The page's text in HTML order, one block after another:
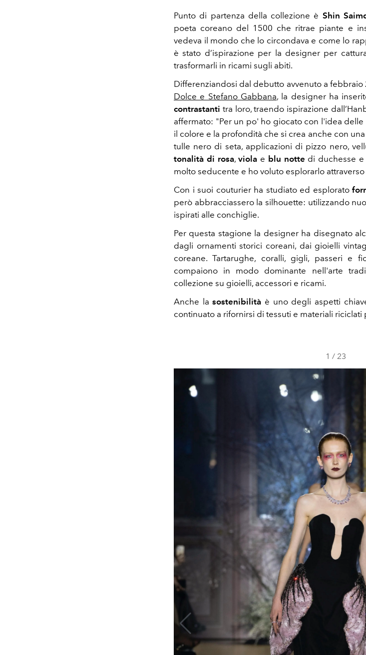
Punto di partenza della collezione è Shin
poeta coreano del 1500 che ritrae piante e
vedeva il mondo che lo circondava e come lo
è stato d’ispirazione per la designer per
trasformarli in ricami sugli abiti.
Differenziandosi dal debutto avvenuto a
Dolce e Stefano Gabbana, la designer ha
contrastanti tra loro, traendo ispirazione
affermato: "Per un po' ho giocato con l'idea
il colore e la profondità che si crea anche con
tulle nero di seta, applicazioni di pizzo nero,
tonalità di rosa,viola e blu notte di duchesse e
molto seducente e ho voluto esplorarlo
Con i suoi couturier ha studiato ed esplorato
però abbracciassero la silhouette: utilizzando
ispirati alle conchiglie.
Per questa stagione la designer ha disegnato
dagli ornamenti storici coreani, dai gioielli
coreane.Tartarughe, coralli, gigli, passeri e
compaiono in modo dominante nell'arte
collezione su gioielli, accessori e ricami.
Anche lasostenibilità è uno degli aspetti
continuato a rifornirsi di tessuti e materiali
1 / 23